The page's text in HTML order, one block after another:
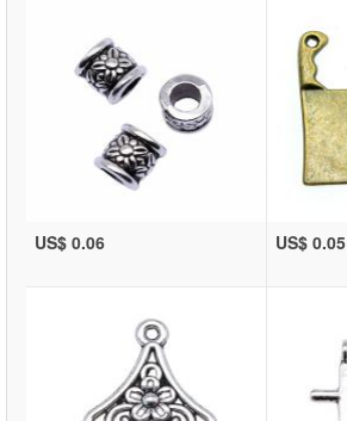
US$ 0.06 US$ 0.05